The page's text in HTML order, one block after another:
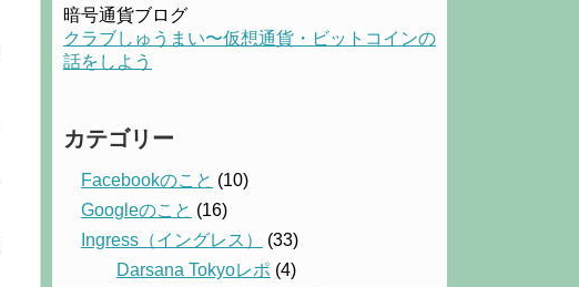
暗号通貨ブログ
クラブしゅうまい〜仮想通貨・ビットコインの
話をしよう
カテゴリー
Facebookのこと (10)
Googleのこと (16)
Ingress（イングレス）
(33)
Darsana Tokyoレポ (4)